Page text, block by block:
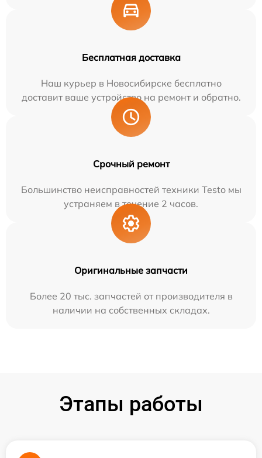
Бесплатная доставка
Наш курьер в Новосибирске бесплатно
доставит ваше устройство на ремонт и обратно.
Срочный ремонт
Большинство неисправностей техники Testo мы
устраняем в течение 2 часов.
Оригинальные запчасти
Более 20 тыс. запчастей от производителя в
наличии на собственных складах.
Этапы работы